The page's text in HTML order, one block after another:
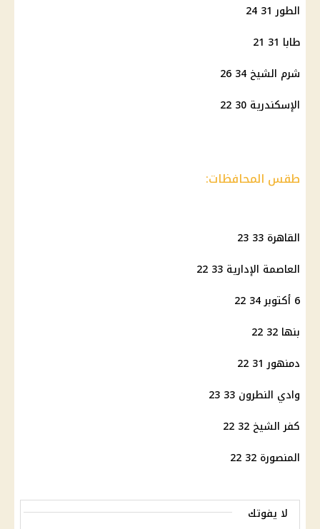
الطور 31 24
طابا 31 21
شرم الشيخ 34 26
الإسكندرية 30 22
طقس المحافظات:
القاهرة 33 23
العاصمة الإدارية 33 22
6 أكتوبر 34 22
بنها 32 22
دمنهور 31 22
وادي النطرون 33 23
كفر الشيخ 32 22
المنصورة 32 22
لا يفوتك